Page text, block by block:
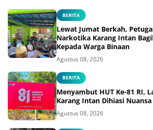
BERITA
Lewat Jumat Berkah,
Narkotika Karang Intan
Kepada Warga Binaan
Agustus 08, 2026
BERITA
Menyambut HUT Ke-81 RI,
Karang Intan Dihiasi
Agustus 08, 2026